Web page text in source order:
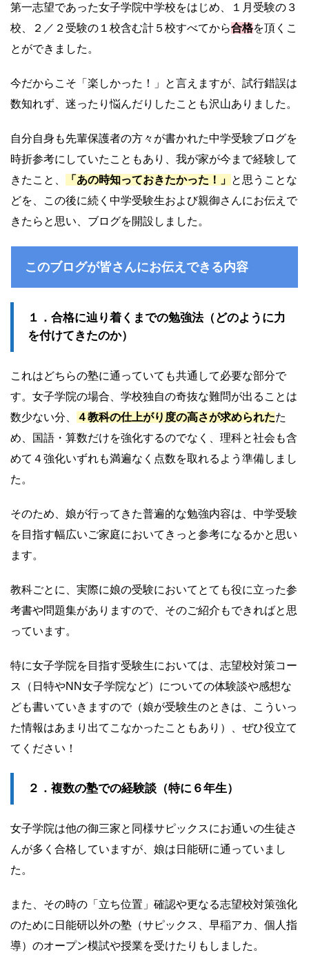
第一志望であった女子学院中学校をはじめ、１月受験の３
校、２／２受験の１校含む計５校すべてから合格を頂くこ
とができました。
今だからこそ「楽しかった！」と言えますが、試行錯誤は
数知れず、迷ったり悩んだりしたことも沢山ありました。
自分自身も先輩保護者の方々が書かれた中学受験ブログを
時折参考にしていたこともあり、我が家が今まで経験して
きたこと、
「あの時知っておきたかった！」 と思うことな
どを、この後に続く中学受験生および親御さんにお伝えで
きたらと思い、ブログを開設しました。
このブログが皆さんにお伝えできる内容
１．合格に辿り着くまでの勉強法（どのように力
を付けてきたのか）
これはどちらの塾に通っていても共通して必要な部分で
す。女子学院の場合、学校独自の奇抜な難問が出ることは
数少ない分、
４教科の仕上がり度の高さが求められたた
め、国語・算数だけを強化するのでなく、理科と社会も含
めて４強化いずれも満遍なく点数を取れるよう準備しまし
た。
そのため、娘が行ってきた普遍的な勉強内容は、中学受験
を目指す幅広いご家庭においてきっと参考になるかと思い
ます。
教科ごとに、実際に娘の受験においてとても役に立った参
考書や問題集がありますので、そのご紹介もできればと思
っています。
特に女子学院を目指す受験生においては、志望校対策コー
ス（日特やNN女子学院など）についての体験談や感想な
ども書いていきますので（娘が受験生のときは、こういっ
た情報はあまり出てこなかったこともあり）、ぜひ役立て
てください！
２．複数の塾での経験談（特に６年生）
女子学院は他の御三家と同様サピックスにお通いの生徒さ
んが多く合格していますが、娘は日能研に通っていまし
た。
また、その時の「立ち位置」確認や更なる志望校対策強化
のために日能研以外の塾（サピックス、早稲アカ、個人指
導）のオープン模試や授業を受けたりもしました。